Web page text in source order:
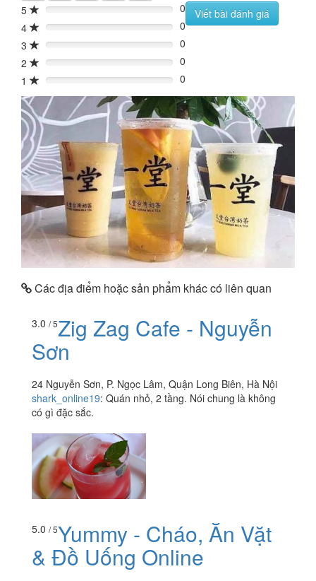
5 0%
0
4
0%
0
3
0%
0
2
0%
0
1
0% 0
Viết bài đánh giá
Các địa điểm hoặc sản phẩm khác có liên quan
3.0 / 5Zig Zag Cafe - Nguyễn
Sơn
24 Nguyễn Sơn, P. Ngọc Lâm, Quận Long Biên, Hà Nội
shark_online19: Quán nhỏ, 2 tầng. Nói chung là không
có gì đặc sắc.
5.0 / 5Yummy - Cháo, Ăn Vặt
& Đồ Uống Online